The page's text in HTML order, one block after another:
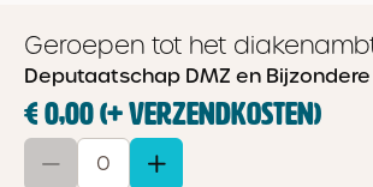
Geroepen tot het
Deputaatschap DMZ en
€ 0,00 (+ verzendkosten)